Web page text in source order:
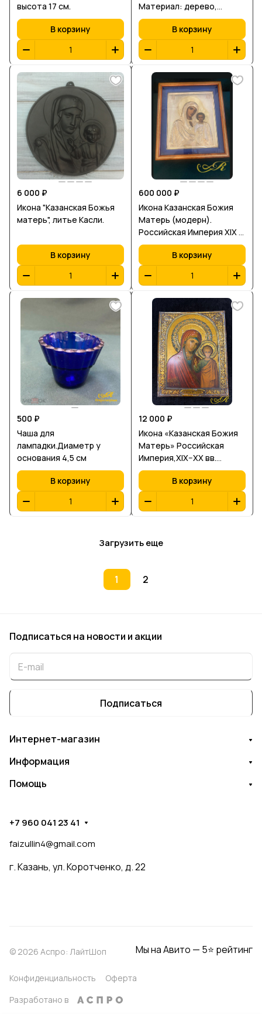
высота 17 см.
В корзину
Материал: дерево,
живопись,бархат. Оклад:
сереброВ корзину
6 000 ₽
Икона "Казанская Божья
матерь", литье Касли.
В корзину
600 000 ₽
Икона Казанская Божия
Матерь (модерн).
Российская Империя XIX -
XX в.в. Артель I Москва
(работала на Фаберже).
В корзину
500 ₽
Чаша для
лампадки.Диаметр у
основания 4,5 см
В корзину
12 000 ₽
Икона «Казанская Божия
Матерь» Российская
Империя,XIX–XX вв.
Материал: дерево, жако,
шелк. Размеры 22*18 см
В корзину
Загрузить еще
1 2
Подписаться на новости и акции
Подписаться
Интернет-магазин
Информация
Помощь
+7 960 041 23 41
faizullin4@gmail.com
г. Казань, ул. Коротченко, д. 22
© 2026 Аспро: ЛайтШоп Мы на Авито — 5⭐ рейтинг
Конфиденциальность
Оферта
Разработано в